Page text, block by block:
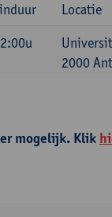
Locatie
2000
mogelijk. Klik